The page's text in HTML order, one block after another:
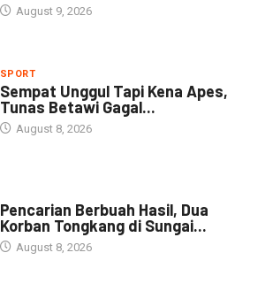
August 9, 2026
SPORT
Sempat Unggul Tapi Kena Apes,
Tunas Betawi Gagal...
August 8, 2026
Pencarian Berbuah Hasil, Dua
Korban Tongkang di Sungai...
August 8, 2026